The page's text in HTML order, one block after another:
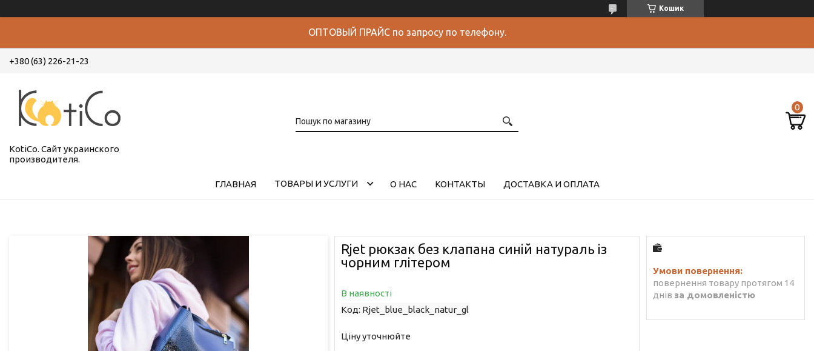
Кошик
ОПТОВЫЙ ПРАЙС по запросу по телефону.
+380 (63) 226-21-23
KotiCo. Сайт украинского
производителя.
ГЛАВНАЯ ТОВАРЫ И УСЛУГИ О НАС КОНТАКТЫ ДОСТАВКА И ОПЛАТА
Rjet рюкзак без клапана синій натураль із
чорним глітером
В наявності
Код: Rjet_blue_black_natur_gl
Ціну уточнюйте
повернення товару протягом 14
днів за домовленістю